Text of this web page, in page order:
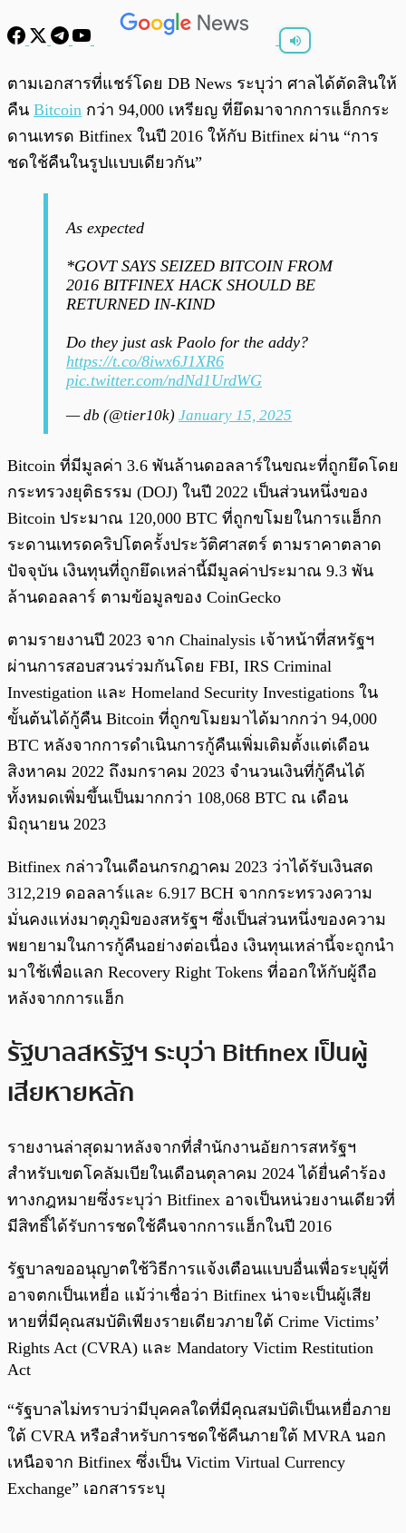
พร้อมเล่น 0:00 /0:00
ตามเอกสารที่แชร์โดย DB News ระบุว่า ศาลได้ตัดสินให้
คืน Bitcoin กว่า 94,000 เหรียญ ที่ยึดมาจากการแฮ็กกระ
ดานเทรด Bitfinex ในปี 2016 ให้กับ Bitfinex ผ่าน “การ
ชดใช้คืนในรูปแบบเดียวกัน”
As expected
*GOVT SAYS SEIZED BITCOIN FROM
2016 BITFINEX HACK SHOULD BE
RETURNED IN-KIND
Do they just ask Paolo for the addy?
https://t.co/8iwx6J1XR6
pic.twitter.com/ndNd1UrdWG
— db (@tier10k) January 15, 2025
Bitcoin ที่มีมูลค่า 3.6 พันล้านดอลลาร์ในขณะที่ถูกยึดโดย
กระทรวงยุติธรรม (DOJ) ในปี 2022 เป็นส่วนหนึ่งของ
Bitcoin ประมาณ 120,000 BTC ที่ถูกขโมยในการแฮ็กก
ระดานเทรดคริปโตครั้งประวัติศาสตร์ ตามราคาตลาด
ปัจจุบัน เงินทุนที่ถูกยึดเหล่านี้มีมูลค่าประมาณ 9.3 พัน
ล้านดอลลาร์ ตามข้อมูลของ CoinGecko
ตามรายงานปี 2023 จาก Chainalysis เจ้าหน้าที่สหรัฐฯ
ผ่านการสอบสวนร่วมกันโดย FBI, IRS Criminal
Investigation และ Homeland Security Investigations ใน
ขั้นต้นได้กู้คืน Bitcoin ที่ถูกขโมยมาได้มากกว่า 94,000
BTC หลังจากการดำเนินการกู้คืนเพิ่มเติมตั้งแต่เดือน
สิงหาคม 2022 ถึงมกราคม 2023 จำนวนเงินที่กู้คืนได้
ทั้งหมดเพิ่มขึ้นเป็นมากกว่า 108,068 BTC ณ เดือน
มิถุนายน 2023
Bitfinex กล่าวในเดือนกรกฎาคม 2023 ว่าได้รับเงินสด
312,219 ดอลลาร์และ 6.917 BCH จากกระทรวงความ
มั่นคงแห่งมาตุภูมิของสหรัฐฯ ซึ่งเป็นส่วนหนึ่งของความ
พยายามในการกู้คืนอย่างต่อเนื่อง เงินทุนเหล่านี้จะถูกนำ
มาใช้เพื่อแลก Recovery Right Tokens ที่ออกให้กับผู้ถือ
หลังจากการแฮ็ก
รัฐบาลสหรัฐฯ ระบุว่า Bitfinex เป็นผู้
เสียหายหลัก
รายงานล่าสุดมาหลังจากที่สำนักงานอัยการสหรัฐฯ
สำหรับเขตโคลัมเบียในเดือนตุลาคม 2024 ได้ยื่นคำร้อง
ทางกฎหมายซึ่งระบุว่า Bitfinex อาจเป็นหน่วยงานเดียวที่
มีสิทธิ์ได้รับการชดใช้คืนจากการแฮ็กในปี 2016
รัฐบาลขออนุญาตใช้วิธีการแจ้งเตือนแบบอื่นเพื่อระบุผู้ที่
อาจตกเป็นเหยื่อ แม้ว่าเชื่อว่า Bitfinex น่าจะเป็นผู้เสีย
หายที่มีคุณสมบัติเพียงรายเดียวภายใต้ Crime Victims’
Rights Act (CVRA) และ Mandatory Victim Restitution
Act
“รัฐบาลไม่ทราบว่ามีบุคคลใดที่มีคุณสมบัติเป็นเหยื่อภาย
ใต้ CVRA หรือสำหรับการชดใช้คืนภายใต้ MVRA นอก
เหนือจาก Bitfinex ซึ่งเป็น Victim Virtual Currency
Exchange” เอกสารระบุ